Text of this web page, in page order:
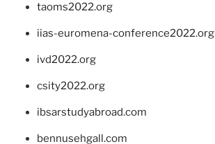
taoms2022.org
iias-euromena-conference2022.org
ivd2022.org
csity2022.org
ibsarstudyabroad.com
bennusehgall.com